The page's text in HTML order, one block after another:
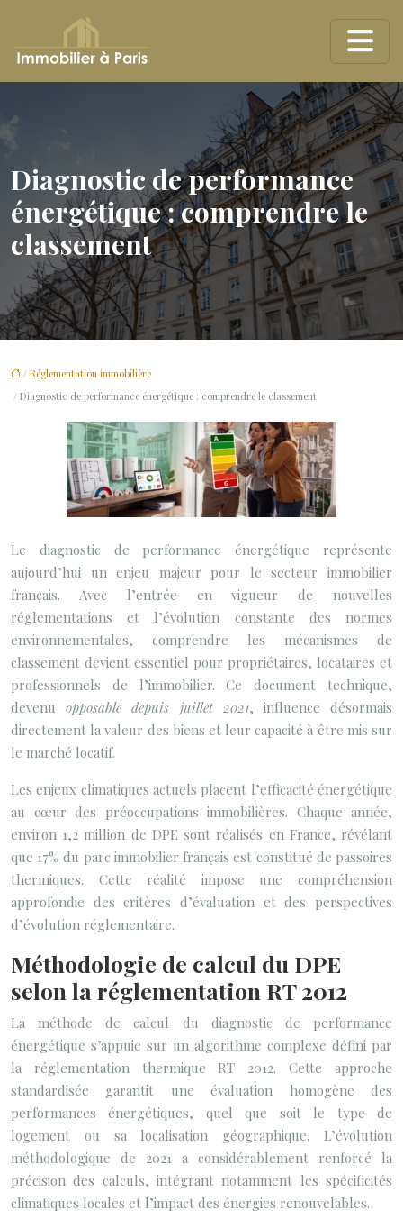
Diagnostic de performance
énergétique : comprendre le
classement
/ Réglementation immobilière
/ Diagnostic de performance énergétique : comprendre le classement
Le diagnostic de performance énergétique représente
aujourd’hui un enjeu majeur pour le secteur immobilier
français. Avec l’entrée en vigueur de nouvelles
réglementations et l’évolution constante des normes
environnementales, comprendre les mécanismes de
classement devient essentiel pour propriétaires, locataires et
professionnels de l’immobilier. Ce document technique,
devenuopposable depuis juillet 2021, influence désormais
directement la valeur des biens et leur capacité à être mis sur
le marché locatif.
Les enjeux climatiques actuels placent l’efficacité énergétique
au cœur des préoccupations immobilières. Chaque année,
environ 1,2 million de DPE sont réalisés en France, révélant
que 17% du parc immobilier français est constitué de passoires
thermiques. Cette réalité impose une compréhension
approfondie des critères d’évaluation et des perspectives
d’évolution réglementaire.
Méthodologie de calcul du DPE
selon la réglementation RT 2012
La méthode de calcul du diagnostic de performance
énergétique s’appuie sur un algorithme complexe défini par
la réglementation thermique RT 2012. Cette approche
standardisée garantit une évaluation homogène des
performances énergétiques, quel que soit le type de
logement ou sa localisation géographique. L’évolution
méthodologique de 2021 a considérablement renforcé la
précision des calculs, intégrant notamment les spécificités
climatiques locales et l’impact des énergies renouvelables.